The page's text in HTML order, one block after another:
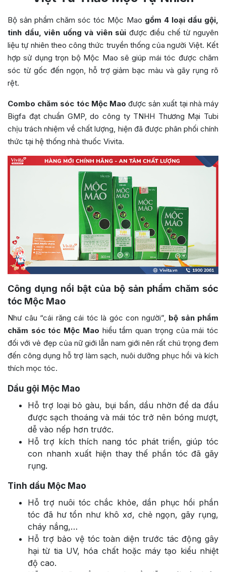
Bộ sản phẩm chăm sóc tóc Mộc Mao gồm 4 loại dầu gội,
tinh dầu, viên uống và viên sủi được điều chế từ nguyên
liệu tự nhiên theo công thức truyền thống của người Việt. Kết
hợp sử dụng trọn bộ Mộc Mao sẽ giúp mái tóc được chăm
sóc từ gốc đến ngọn, hỗ trợ giảm bạc màu và gãy rụng rõ
rệt.
Combo chăm sóc tóc Mộc Mao được sản xuất tại nhà máy
Bigfa đạt chuẩn GMP, do công ty TNHH Thương Mại Tubi
chịu trách nhiệm về chất lượng, hiện đã được phân phối chính
thức tại hệ thống nhà thuốc Vivita.
Công dụng nổi bật của bộ sản phẩm chăm sóc
tóc Mộc Mao
Như câu “cái răng cái tóc là góc con người”, bộ sản phẩm
chăm sóc tóc Mộc Mao hiểu tầm quan trọng của mái tóc
đối với vẻ đẹp của nữ giới lẫn nam giới nên rất chú trọng đem
đến công dụng hỗ trợ làm sạch, nuôi dưỡng phục hồi và kích
thích mọc tóc.
Dầu gội Mộc Mao
Hỗ trợ loại bỏ gàu, bụi bẩn, dầu nhờn để da đầu
được sạch thoáng và mái tóc trở nên bóng mượt,
dễ vào nếp hơn trước.
Hỗ trợ kích thích nang tóc phát triển, giúp tóc
con nhanh xuất hiện thay thế phần tóc đã gãy
rụng.
Tinh dầu Mộc Mao
Hỗ trợ nuôi tóc chắc khỏe, dần phục hồi phần
tóc đã hư tổn như khô xơ, chẻ ngọn, gãy rụng,
cháy nắng,…
Hỗ trợ bảo vệ tóc toàn diện trước tác động gây
hại từ tia UV, hóa chất hoặc máy tạo kiểu nhiệt
độ cao.